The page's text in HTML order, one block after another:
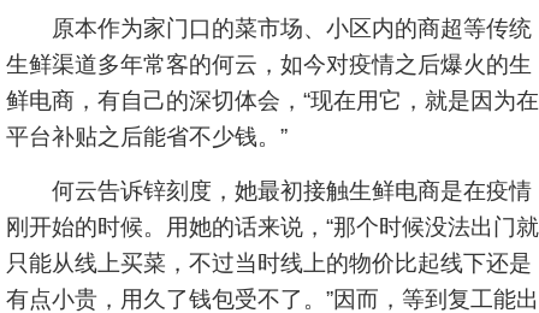
原本作为家门口的菜市场、小区内的商超等传统
生鲜渠道多年常客的何云，如今对疫情之后爆火的生
鲜电商，有自己的深切体会，“现在用它，就是因为在
平台补贴之后能省不少钱。”
何云告诉锌刻度，她最初接触生鲜电商是在疫情
刚开始的时候。用她的话来说，“那个时候没法出门就
只能从线上买菜，不过当时线上的物价比起线下还是
有点小贵，用久了钱包受不了。”因而，等到复工能出